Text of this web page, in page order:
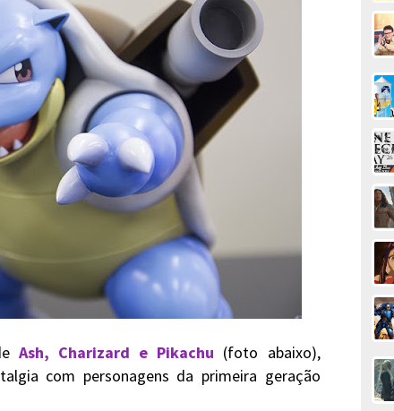
Ash, Charizard e Pikachu (foto abaixo),
com personagens da primeira geração